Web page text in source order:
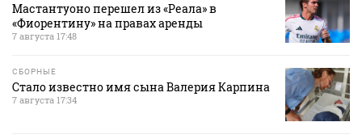
Мастантуоно перешел из «Реала» в
«Фиорентину» на правах аренды
7 августа 17:48
СБОРНЫЕ
Стало известно имя сына Валерия Карпина
7 августа 17:34